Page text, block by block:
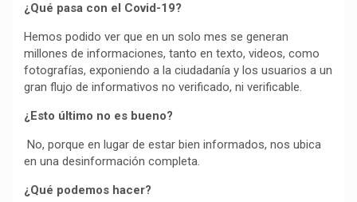
¿Qué pasa con el Covid-19?
Hemos podido ver que en un solo mes se generan
millones de informaciones, tanto en texto, videos, como
fotografías, exponiendo a la ciudadanía y los usuarios a un
gran flujo de informativos no verificado, ni verificable.
¿Esto último no es bueno?
No, porque en lugar de estar bien informados, nos ubica
en una desinformación completa.
¿Qué podemos hacer?